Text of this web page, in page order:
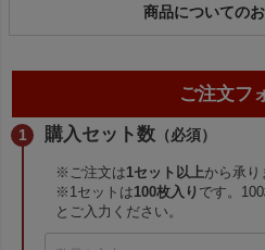
商品についての
ご注文フ
購入セット数 （必須）
※ご注文は1セット以上から承り
※1セットは100枚入り です。
とご入力ください。